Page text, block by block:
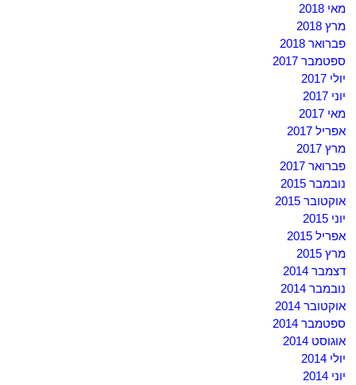
מאי 2018
מרץ 2018
פברואר 2018
ספטמבר 2017
יולי 2017
יוני 2017
מאי 2017
אפריל 2017
מרץ 2017
פברואר 2017
נובמבר 2015
אוקטובר 2015
יוני 2015
אפריל 2015
מרץ 2015
דצמבר 2014
נובמבר 2014
אוקטובר 2014
ספטמבר 2014
אוגוסט 2014
יולי 2014
יוני 2014